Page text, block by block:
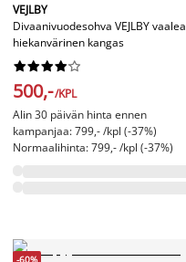
VEJLBY
Divaanivuodesohva VEJLBY vaalea
hiekanvärinen kangas






500,-/KPL
Alin 30 päivän hinta ennen
kampanjaa: 799,- /kpl (-37%)
Normaalihinta: 799,- /kpl (-37%)
-60%